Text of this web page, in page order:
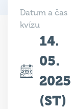
Datum a čas
kvízu
14.
05.
2025
(ST)